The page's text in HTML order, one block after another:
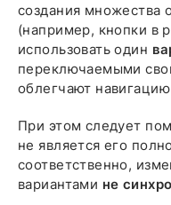
создания множества
(например, кнопки в
использовать один
переключаемыми
облегчают
При этом следует
не является его
соответственно,
вариантами не